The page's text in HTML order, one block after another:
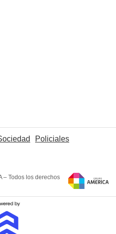
Policiales
– Todos los derechos